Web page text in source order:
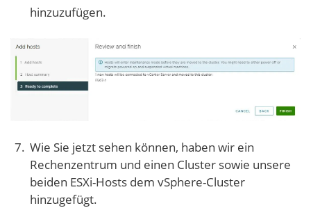
hinzuzufügen.
Wie Sie jetzt sehen können, haben wir ein
Rechenzentrum und einen Cluster sowie unsere
beiden ESXi-Hosts dem vSphere-Cluster
hinzugefügt.